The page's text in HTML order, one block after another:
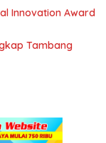
Innovation Award
Tambang